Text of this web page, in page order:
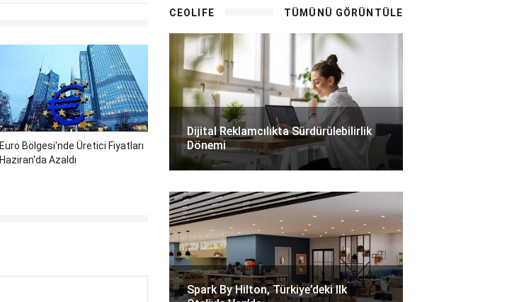
Euro Bölgesi'nde Üretici Fiyatları
Haziran'da Azaldı
CEOLIFE TÜMÜNÜ GÖRÜNTÜLE
Dijital Reklamcılıkta Sürdürülebilirlik
Dönemi
Spark By Hilton, Türkiye’deki Ilk